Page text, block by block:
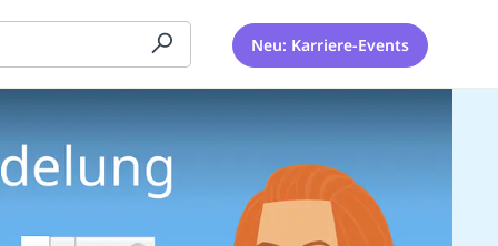
Neu: Karriere-Events